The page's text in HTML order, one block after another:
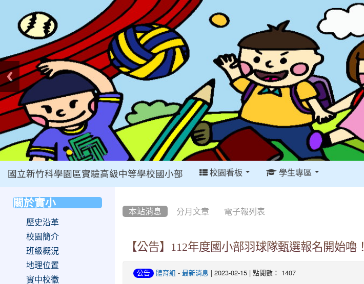
國立新竹科學園區實驗高級中等學校國小部 校園看板 學生專區
本站消息 分月文章 電子報列表
【公告】112年度國小部羽球隊甄選報名開始嚕！
公告 體育組 - 最新消息 | 2023-02-15 | 點閱數： 1407
關於實小
歷史沿革
校園簡介
班級概況
地理位置
實中校徽